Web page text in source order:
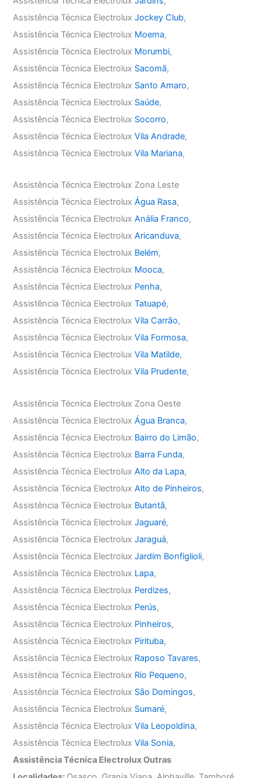
Assistência Técnica ElectroluxJockey Club,
Assistência Técnica Electrolux Moema,
Assistência Técnica Electrolux Morumbi,
Assistência Técnica Electrolux Sacomã,
Assistência Técnica Electrolux Santo Amaro,
Assistência Técnica Electrolux Saúde,
Assistência Técnica Electrolux Socorro,
Assistência Técnica ElectroluxVila Andrade,
Assistência Técnica ElectroluxVila Mariana,
Assistência Técnica Electrolux Zona Leste
Assistência Técnica ElectroluxÁgua Rasa,
Assistência Técnica ElectroluxAnália Franco,
Assistência Técnica ElectroluxAricanduva,
Assistência Técnica Electrolux Belém,
Assistência Técnica Electrolux Mooca,
Assistência Técnica Electrolux Penha,
Assistência Técnica ElectroluxTatuapé,
Assistência Técnica ElectroluxVila Carrão,
Assistência Técnica ElectroluxVila Formosa,
Assistência Técnica ElectroluxVila Matilde,
Assistência Técnica ElectroluxVila Prudente,
Assistência Técnica Electrolux Zona Oeste
Assistência Técnica ElectroluxÁgua Branca,
Assistência Técnica Electrolux Bairro do Limão,
Assistência Técnica Electrolux Barra Funda,
Assistência Técnica ElectroluxAlto da Lapa,
Assistência Técnica ElectroluxAlto de Pinheiros,
Assistência Técnica Electrolux Butantã,
Assistência Técnica ElectroluxJaguaré,
Assistência Técnica ElectroluxJaraguá,
Assistência Técnica ElectroluxJardim Bonfiglioli,
Assistência Técnica Electrolux Lapa,
Assistência Técnica Electrolux Perdizes,
Assistência Técnica Electrolux Perús,
Assistência Técnica Electrolux Pinheiros,
Assistência Técnica Electrolux Pirituba,
Assistência Técnica Electrolux Raposo Tavares,
Assistência Técnica Electrolux Rio Pequeno,
Assistência Técnica Electrolux São Domingos,
Assistência Técnica Electrolux Sumaré,
Assistência Técnica ElectroluxVila Leopoldina,
Assistência Técnica ElectroluxVila Sonia,
Assistência Técnica Electrolux Outras